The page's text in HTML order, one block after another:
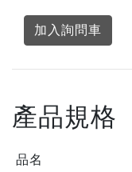
加入詢問車
產品規格
品名